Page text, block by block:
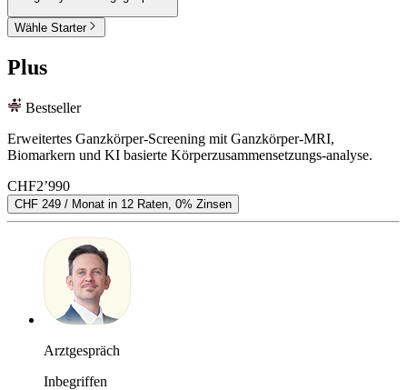
Wähle Starter
Plus
Bestseller
Erweitertes Ganzkörper-Screening mit Ganzkörper-MRI,
Biomarkern und KI basierte Körperzusammensetzungs-analyse.
CHF2’990
CHF 249 / Monat in 12 Raten, 0% Zinsen
Arztgespräch
Inbegriffen